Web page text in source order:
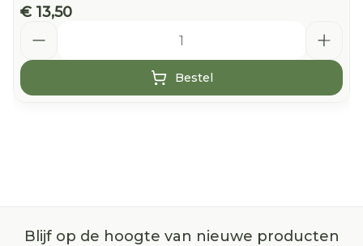
€ 13,50
Bestel
Blijf op de hoogte van nieuwe producten